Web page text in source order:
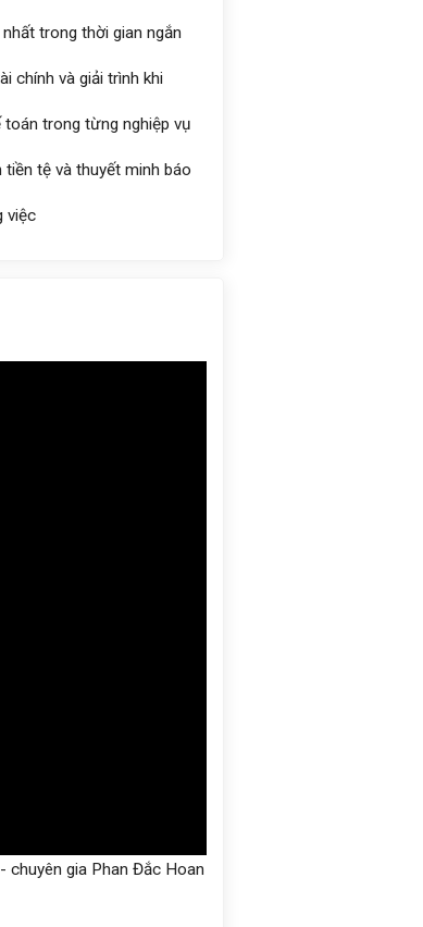
trong thời gian ngắn
chính và giải trình khi
trong từng nghiệp vụ
tệ và thuyết minh báo
việc
chuyên gia Phan Đắc Hoan